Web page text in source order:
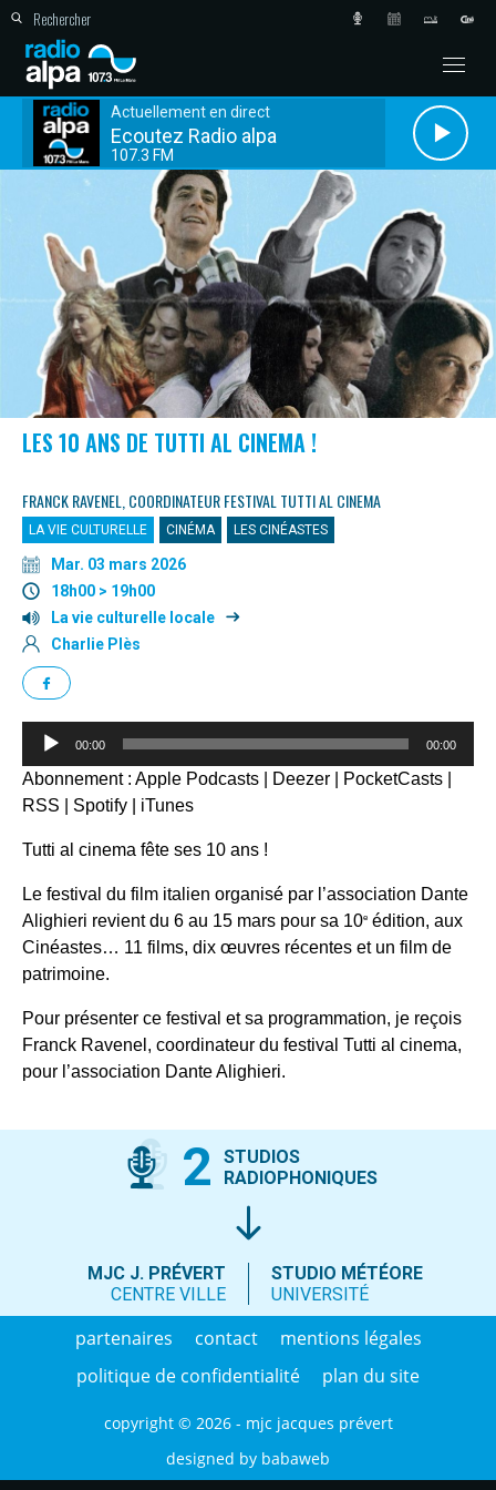
Actuellement en direct
Ecoutez Radio alpa
107.3 FM
LES 10 ANS DE TUTTI AL CINEMA !
FRANCK RAVENEL, COORDINATEUR FESTIVAL TUTTI AL CINEMA
LA VIE CULTURELLE CINÉMA LES CINÉASTES
Mar. 03 mars 2026
18h00 > 19h00
La vie culturelle locale
Charlie Plès
Lecteur
00:00 00:00
Abonnement : Apple Podcasts Deezer PocketCasts
RSS
Spotify iTunes
Tutti al cinema fête ses 10 ans !
Le festival du film italien organisé par l’association Dante
Alighieri revient du 6 au 15 mars pour sa 10e édition, aux
Cinéastes… 11 films, dix œuvres récentes et un film de
patrimoine.
Pour présenter ce festival et sa programmation, je reçois
Franck Ravenel, coordinateur du festival Tutti al cinema,
pour l’association Dante Alighieri.
2
STUDIOS
RADIOPHONIQUES
MJC J. PRÉVERT
CENTRE VILLE
STUDIO MÉTÉORE
UNIVERSITÉ
partenaires contact
mentions légales
politique de confidentialité
plan du site
copyright © 2026 - mjc jacques prévert
designed by babaweb